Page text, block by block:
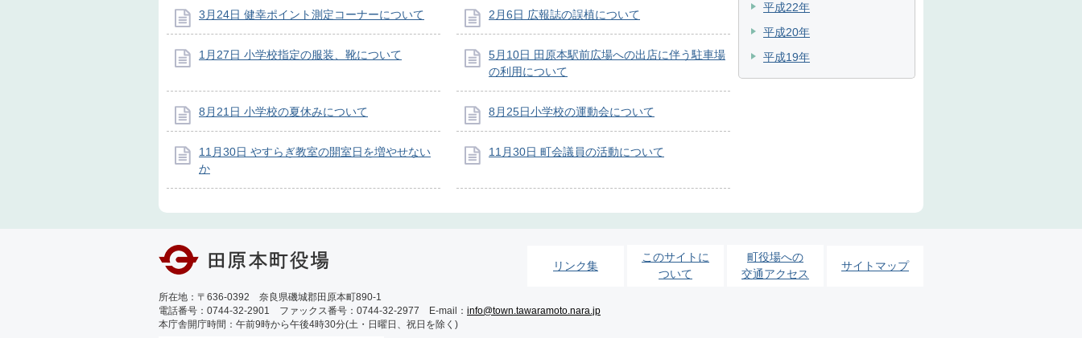
3月24日 健幸ポイント測定コーナーについて 2月6日 広報誌の誤植について
1月27日 小学校指定の服装、靴について
5月10日 田原本駅前広場への出店に伴う駐車場
の利用について
8月21日 小学校の夏休みについて 8月25日小学校の運動会について
11月30日 やすらぎ教室の開室日を増やせない
か
11月30日 町会議員の活動について
平成22年
平成20年
平成19年
リンク集
このサイトに
ついて
町役場への
交通アクセス
サイトマップ
所在地：〒636-0392 奈良県磯城郡田原本町890-1
電話番号：0744-32-2901 ファックス番号：0744-32-2977 E-mail： info@town.tawaramoto.nara.jp
本庁舎開庁時間：午前9時から午後4時30分(土・日曜日、祝日を除く)